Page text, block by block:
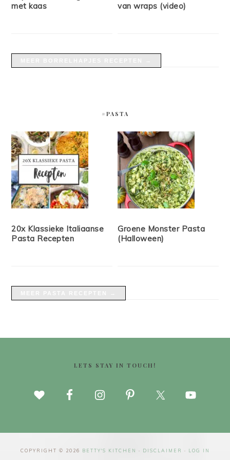
met kaas
van wraps (video)
#PASTA
20x Klassieke Italiaanse
Pasta Recepten
Groene Monster Pasta
(Halloween)
LETS STAY IN TOUCH!
COPYRIGHT © 2026 BETTY'S KITCHEN · DISCLAIMER · LOG IN